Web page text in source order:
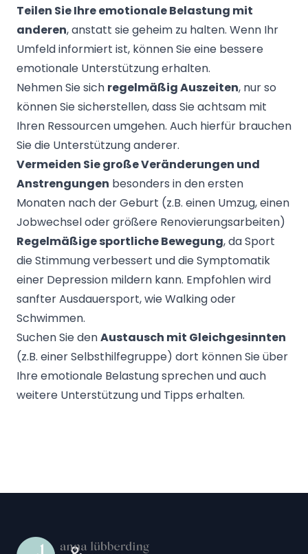
Teilen Sie Ihre emotionale Belastung mit
anderen, anstatt sie geheim zu halten. Wenn Ihr
Umfeld informiert ist, können Sie eine bessere
emotionale Unterstützung erhalten.
Nehmen Sie sich regelmäßig Auszeiten, nur so
können Sie sicherstellen, dass Sie achtsam mit
Ihren Ressourcen umgehen. Auch hierfür brauchen
Sie die Unterstützung anderer.
Vermeiden Sie große Veränderungen und
Anstrengungen besonders in den ersten
Monaten nach der Geburt (z.B. einen Umzug, einen
Jobwechsel oder größere Renovierungsarbeiten)
Regelmäßige sportliche Bewegung, da Sport
die Stimmung verbessert und die Symptomatik
einer Depression mildern kann. Empfohlen wird
sanfter Ausdauersport, wie Walking oder
Schwimmen.
Suchen Sie denAustausch mit Gleichgesinnten
(z.B. einer Selbsthilfegruppe) dort können Sie über
Ihre emotionale Belastung sprechen und auch
weitere Unterstützung und Tipps erhalten.